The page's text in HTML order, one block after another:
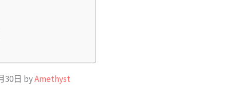
30日 byAmethyst